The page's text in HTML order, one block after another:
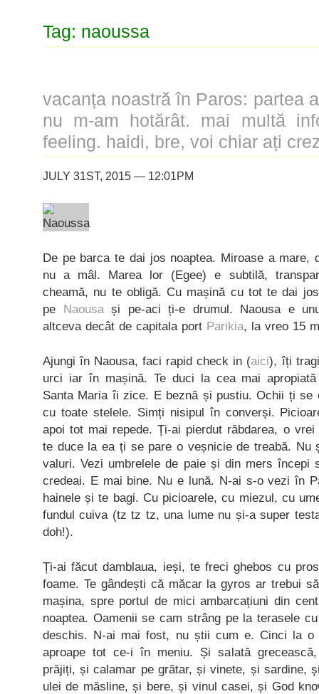
Tag: naoussa
vacanța noastră în Paros: partea
nu m-am hotărât. mai multă
feeling. haidi, bre, voi chiar ați
JULY 31ST, 2015 — 12:01PM
De pe barca te dai jos noaptea. Miroase a mare,
nu a mâl. Marea lor (Egee) e subtilă,
cheamă, nu te obligă. Cu mașină cu tot te dai
pe Naousași pe-aci ți-e drumul. Naousa e
altceva decât de capitala port Parikia, la vreo 15
Ajungi în Naousa, faci rapid check in (aici), îți
urci iar în mașină. Te duci la cea mai
Santa Maria îi zice. E beznă și pustiu. Ochii ți se
cu toate stelele. Simți nisipul în converși.
apoi tot mai repede. Ți-ai pierdut răbdarea, o
te duce la ea ți se pare o veșnicie de treabă. Nu
valuri. Vezi umbrelele de paie și din mers
credeai. E mai bine. Nu e lună. N-ai s-o vezi în
hainele și te bagi. Cu picioarele, cu miezul, cu
fundul cuiva (tz tz tz, una lume nu și-a super
doh!).
Ți-ai făcut damblaua, ieși, te freci ghebos cu
foame. Te gândești că măcar la gyros ar trebui
mașina, spre portul de mici ambarcațiuni din
noaptea. Oamenii se cam strâng pe la terasele
deschis. N-ai mai fost, nu știi cum e. Cinci la o
aproape tot ce-i în meniu. Și salată
prăjiți, și calamar pe grătar, și vinete, și sardine,
ulei de măsline, și bere, și vinul casei, și God